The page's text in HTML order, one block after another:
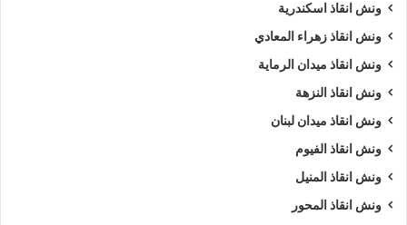
ونش انقاذ اسكندرية
ونش انقاذ زهراء المعادي
ونش انقاذ ميدان الرماية
ونش انقاذ النزهة
ونش انقاذ ميدان لبنان
ونش انقاذ الفيوم
ونش انقاذ المنيل
ونش انقاذ المحور